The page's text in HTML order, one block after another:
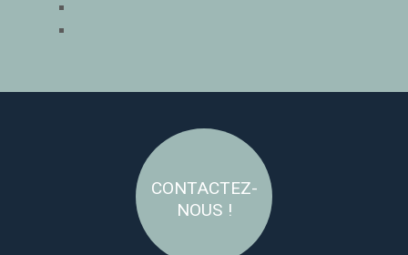
CONTACTEZ-
NOUS !